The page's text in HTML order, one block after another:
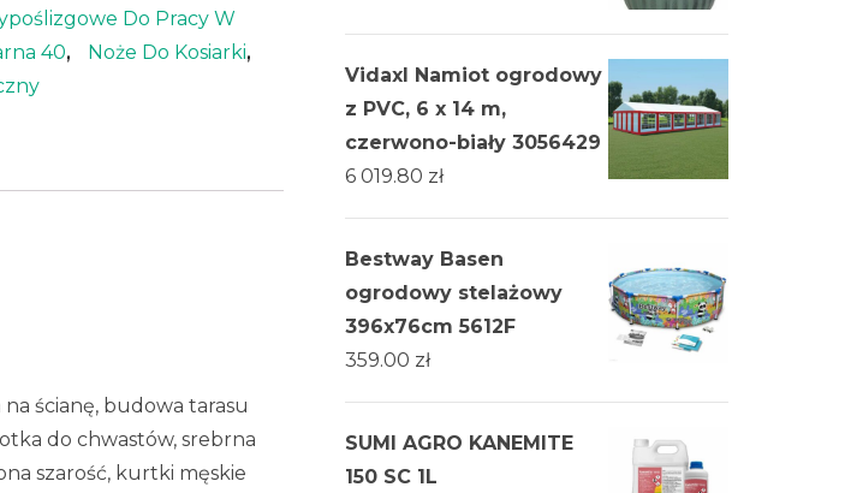
Do Pracy W
40, Noże Do Kosiarki,
ścianę, budowa tarasu
do chwastów, srebrna
szarość, kurtki męskie
Vidaxl Namiot ogrodowy
z PVC, 6 x 14 m,
czerwono-biały 3056429
6 019.80 zł
Bestway Basen
ogrodowy stelażowy
396x76cm 5612F
359.00 zł
SUMI AGRO KANEMITE
150 SC 1L